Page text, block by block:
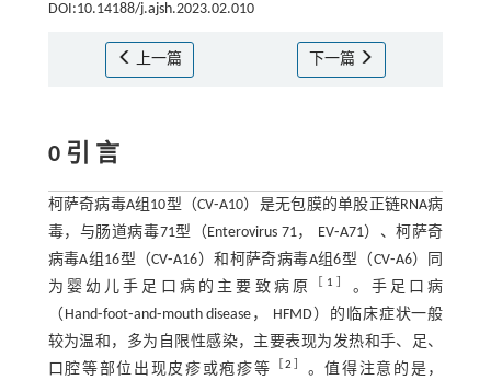
DOI:10.14188/j.ajsh.2023.02.010
上一篇 下一篇
0 引 言
柯萨奇病毒A组10型（CV⁃A10）是无包膜的单股正链RNA病
毒，与肠道病毒71型（Enterovirus 71， EV⁃A71）、柯萨奇
病毒A组16型（CV⁃A16）和柯萨奇病毒A组6型（CV⁃A6）同
为婴幼儿手足口病的主要致病原
1
。手足口病
（Hand⁃foot⁃and⁃mouth disease， HFMD）的临床症状一般
较为温和，多为自限性感染，主要表现为发热和手、足、
口腔等部位出现皮疹或疱疹等
［2
。值得注意的是，